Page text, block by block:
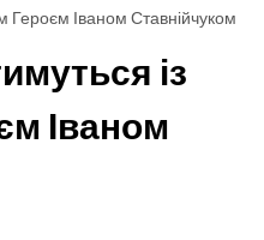
Героєм Іваном Ставнійчуком
із
Іваном